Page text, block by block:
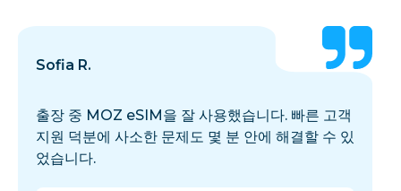
Sofia R.
출장 중 MOZ eSIM을 잘 사용했습니다. 빠른 고객
지원 덕분에 사소한 문제도 몇 분 안에 해결할 수 있
었습니다.